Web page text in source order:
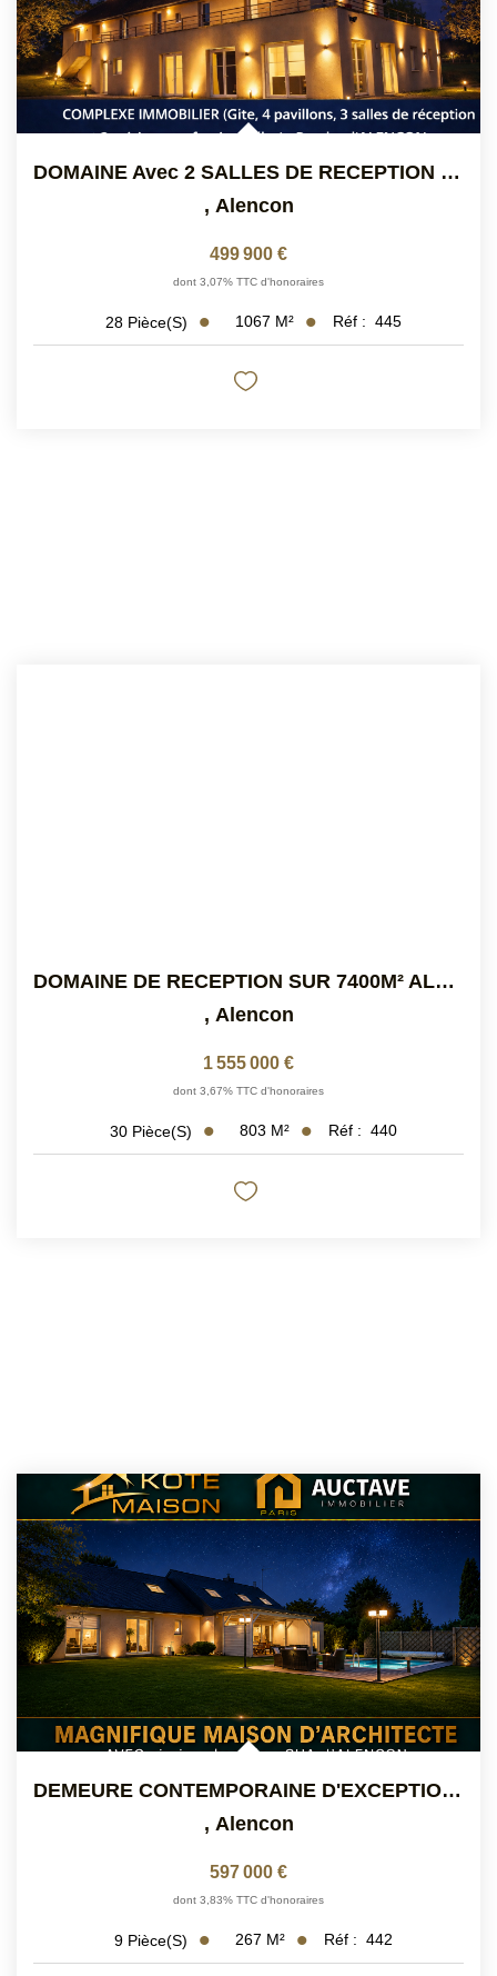
DOMAINE Avec 2 SALLES DE RECEPTION - 20 CHAMBRES A VENDRE
, Alencon
499 900 €
dont 3,07% TTC d'honoraires
28 Pièce(s) 1067 M² Réf : 445
DOMAINE DE RECEPTION SUR 7400M² ALENCON (Périphérie)
, Alencon
1 555 000 €
dont 3,67% TTC d'honoraires
30 Pièce(s) 803 M² Réf : 440
DEMEURE CONTEMPORAINE D'EXCEPTION A VENDRE PERIPHERIE...
, Alencon
597 000 €
dont 3,83% TTC d'honoraires
9 Pièce(s) 267 M² Réf : 442